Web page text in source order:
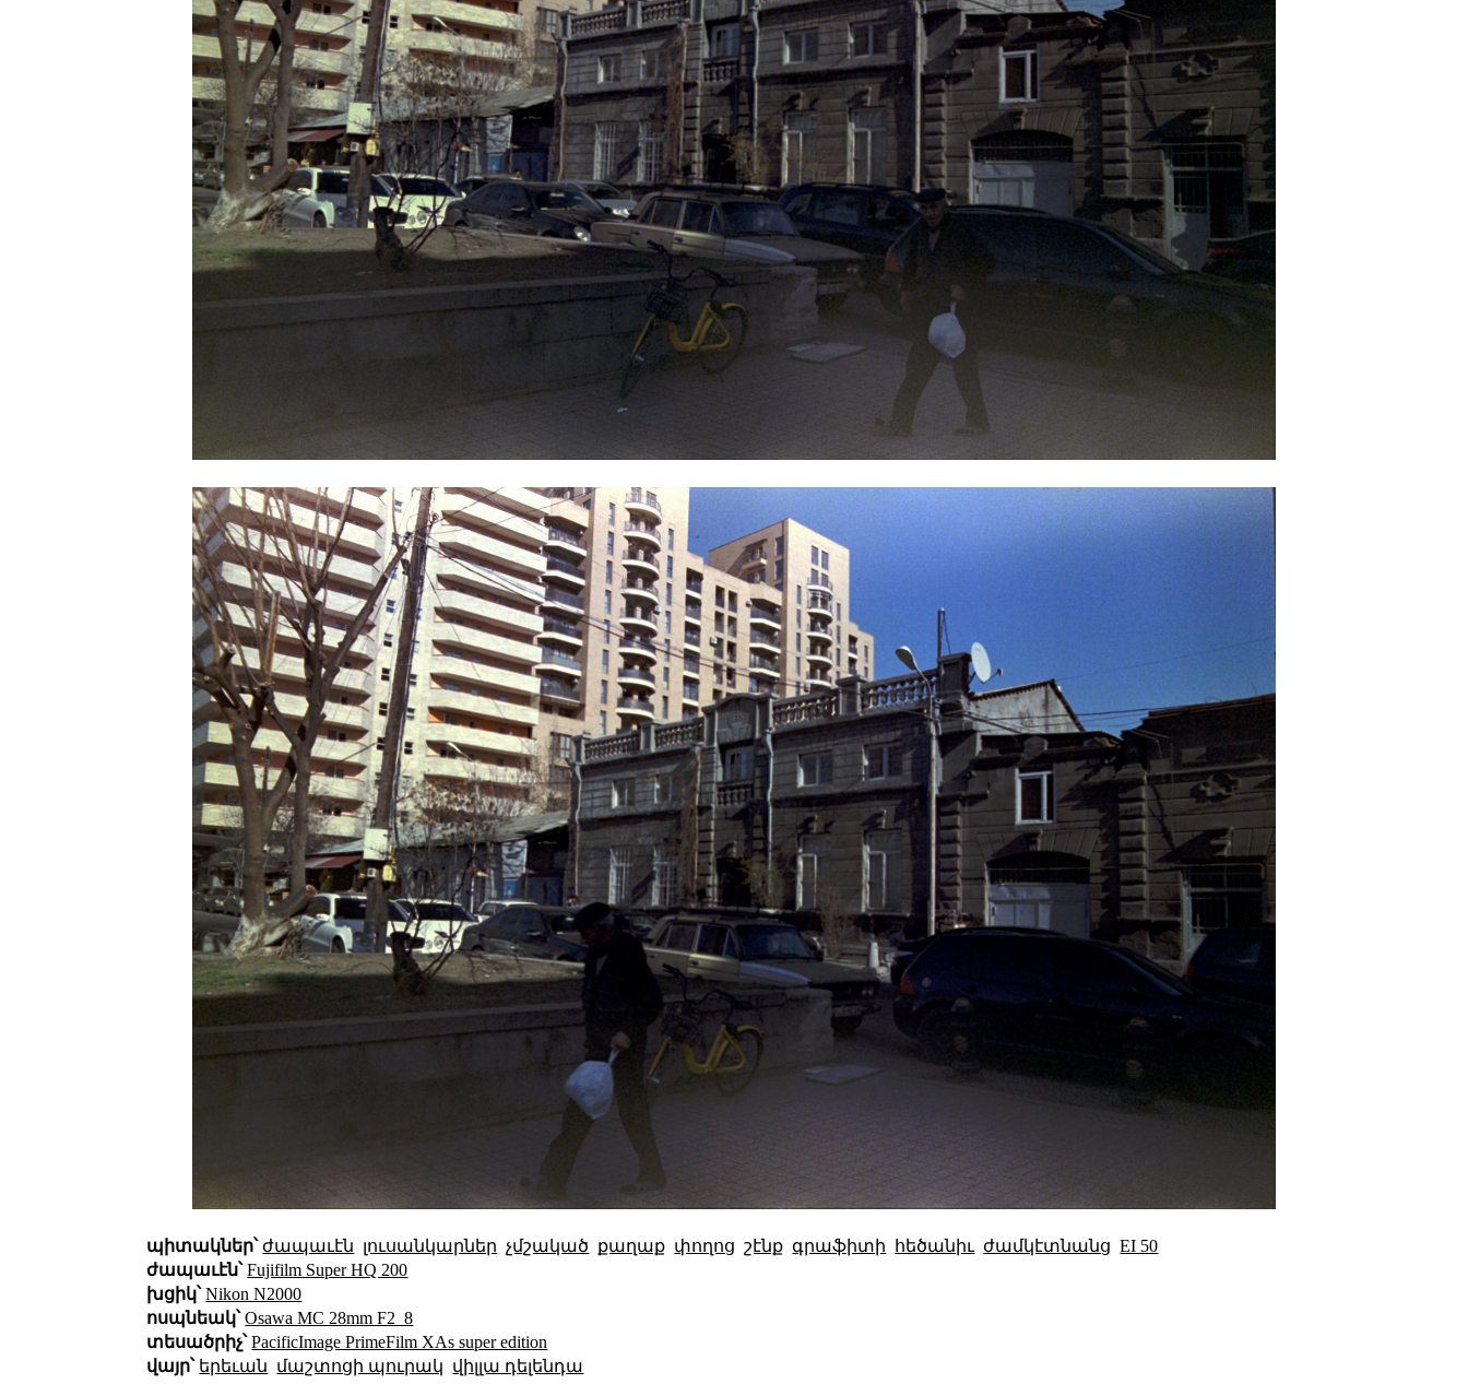
պիտակներ՝ ժապաւէն լուսանկարներ չմշակած քաղաք փողոց շէնք գրաֆիտի հեծանիւ ժամկէտնանց EI 50
ժապաւէն՝ Fujifilm Super HQ 200
խցիկ՝ Nikon N2000
ոսպնեակ՝ Osawa MC 28mm F2_8
տեսածրիչ՝ PacificImage PrimeFilm XAs super edition
վայր՝ երեւան մաշտոցի պուրակ վիլլա դելենդա